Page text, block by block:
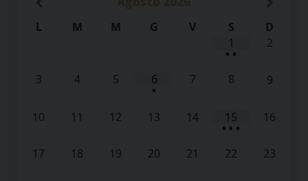
L M M G V S
D
1
• •
2
3 4 5 6
•
7 8 9
10 11 12 13 14 15
• • •
16
17 18 19 20 21 22 23